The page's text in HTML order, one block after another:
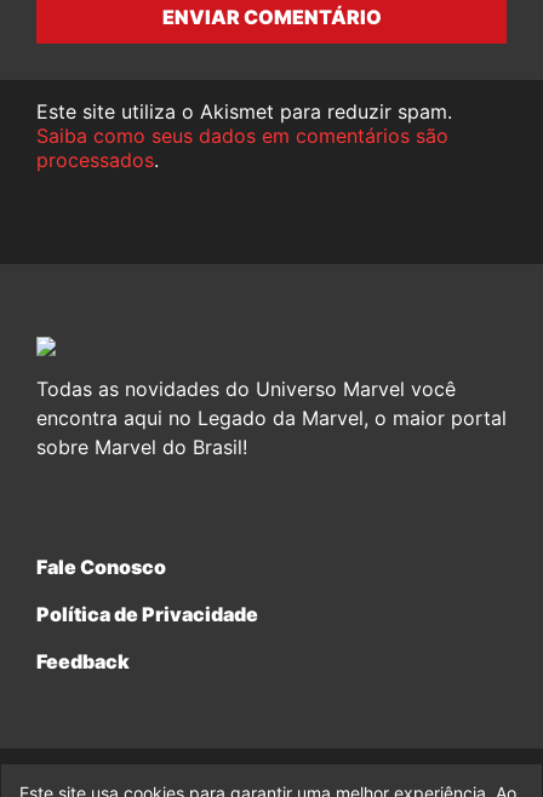
ENVIAR COMENTÁRIO
Este site utiliza o Akismet para reduzir spam.
Saiba como seus dados em comentários são
processados.
Todas as novidades do Universo Marvel você
encontra aqui no Legado da Marvel, o maior portal
sobre Marvel do Brasil!
Fale Conosco
Política de Privacidade
Feedback
Este site usa cookies para garantir uma melhor experiência. Ao